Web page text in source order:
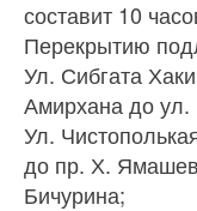
составит 10
Перекрытию
Ул. Сибгата
Амирхана до ул.
Ул.
до пр. Х.
Бичурина;